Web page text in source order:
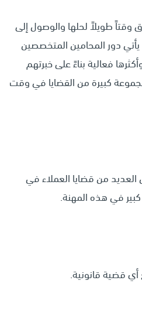
طويلاً لحلها والوصول إلى
دور المحامين المتخصصين
فعالية بناءً على خبرتهم
كبيرة من القضايا في وقت
من قضايا العملاء في
كبير في هذه المهنة.
قضية قانونية.